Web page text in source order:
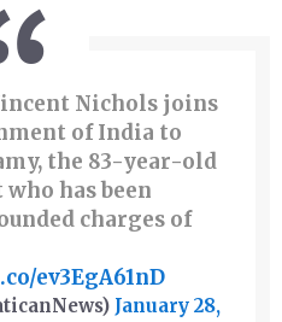
Nichols joins
of India to
the 83-year-old
has been
charges of
ev3EgA61nD
January 28,